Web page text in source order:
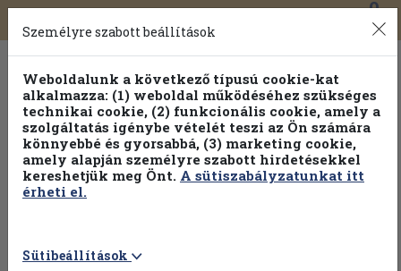
Toggle
navigation
0
Személyre szabott beállítások
Weboldalunk a következő típusú cookie-kat
alkalmazza: (1) weboldal működéséhez szükséges
technikai cookie, (2) funkcionális cookie, amely a
szolgáltatás igénybe vételét teszi az Ön számára
könnyebbé és gyorsabbá, (3) marketing cookie,
amely alapján személyre szabott hirdetésekkel
kereshetjük meg Önt. A sütiszabályzatunkat itt
érheti el.
Sütibeállítások